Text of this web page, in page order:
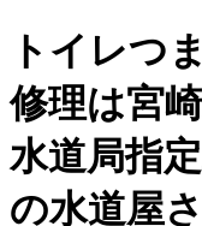
トイレつ
修理は宮
水道局指
の水道屋